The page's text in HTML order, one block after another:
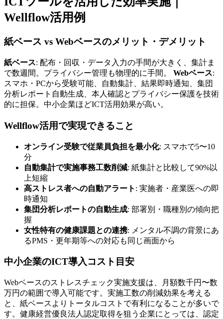
Wellflow活用例
紙ベース vs Webベースのメリット・デメリット
紙ベース: 配布・回収・データ入力の手間が大きく、集計ま
で数週間。プライバシー管理も物理的に手間。 Webベース:
スマホ・PCから受験可能、自動集計、結果即時通知、集団
分析レポート自動生成、本人確認とプライバシー保護を技術
的に担保。中小企業ほどICT活用効果が高い。
Wellflow活用で実現できること
オンライン受験で従業員負担を最小化: スマホで5〜10
分
自動集計で実施事務工数削減: 紙集計と比較して90%以
上短縮
高ストレス者への自動アラート : 実施者・産業医への即
時通知
集団分析レポートの自動生成: 部署別・職種別の傾向把
握
女性特有の健康課題との連携: メンタル不調の背景にあ
るPMS・更年期等への対応も同じ画面から
中小企業のICT導入コスト目安
Webベースのストレスチェック実施支援は、月額数千円〜数
万円の範囲で導入可能です。実施工数の削減効果を考える
と、紙ベースよりトータルコストで有利になることが多いで
す。健康経営優良法人認定取得を狙う企業にとっては、認定